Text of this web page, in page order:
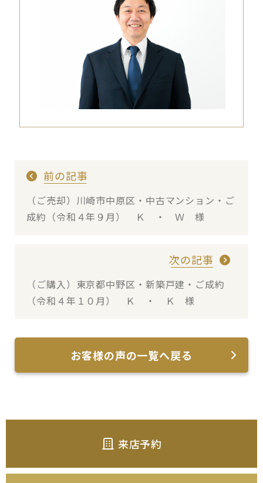
前の記事
（ご売却）川崎市中原区・中古マンション・ご
成約（令和４年９月） Ｋ ・ Ｗ 様
次の記事
（ご購入）東京都中野区・新築戸建・ご成約
（令和４年１０月） Ｋ ・ Ｋ 様
お客様の声の一覧へ戻る
来店予約